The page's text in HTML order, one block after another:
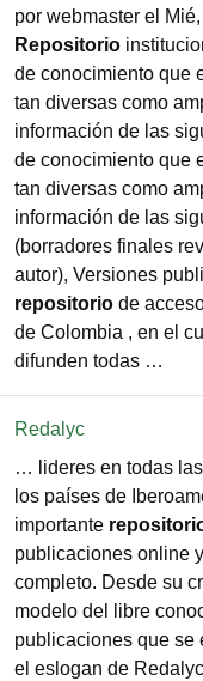
por webmaster el
Repositorio
de conocimiento que
tan diversas como
información de las
de conocimiento que
tan diversas como
información de las
(borradores finales
autor), Versiones
repositorio de
de Colombia , en el
difunden todas …
Redalyc
… lideres en todas
los países de
importante
publicaciones online
completo. Desde su
modelo del libre
publicaciones que se
el eslogan de Redalyc